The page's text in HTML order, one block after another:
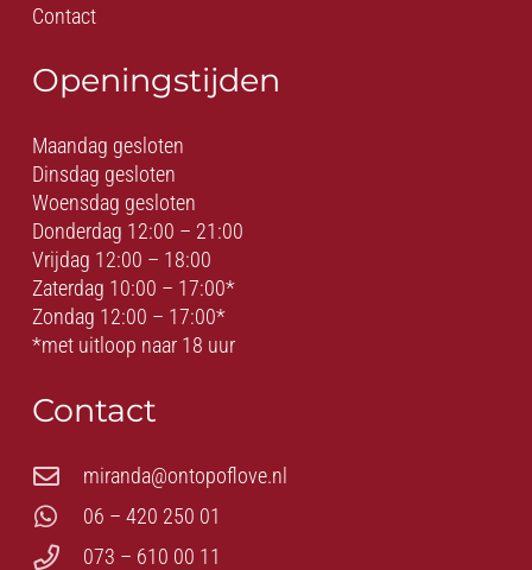
Contact
Openingstijden
Maandag gesloten
Dinsdag gesloten
Woensdag gesloten
Donderdag 12:00 – 21:00
Vrijdag 12:00 – 18:00
Zaterdag 10:00 – 17:00*
Zondag 12:00 – 17:00*
*met uitloop naar 18 uur
Contact
miranda@ontopoflove.nl
06 – 420 250 01
073 – 610 00 11